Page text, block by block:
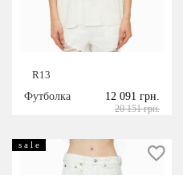
R13
Футболка
12 091 грн.
20 151 грн.
s a l e